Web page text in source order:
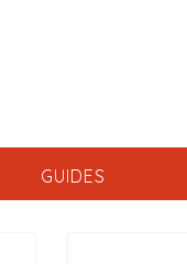
GUIDES